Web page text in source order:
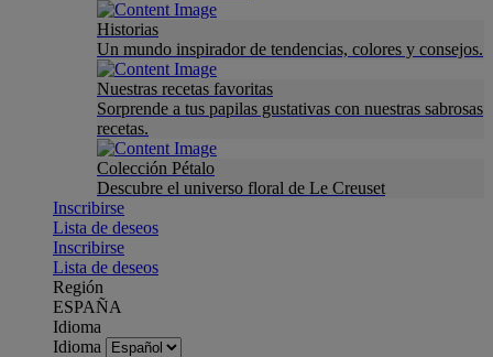
Historias
Un mundo inspirador de tendencias, colores y consejos.
Nuestras recetas favoritas
Sorprende a tus papilas gustativas con nuestras sabrosas
recetas.
Colección Pétalo
Descubre el universo floral de Le Creuset
Inscribirse
Lista de deseos
Inscribirse
Lista de deseos
Región
ESPAÑA
Idioma
Idioma